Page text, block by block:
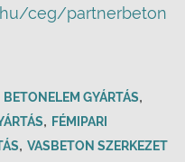
ceg/partnerbeton
BETONELEM GYÁRTÁS,
, FÉMIPARI
, VASBETON SZERKEZET